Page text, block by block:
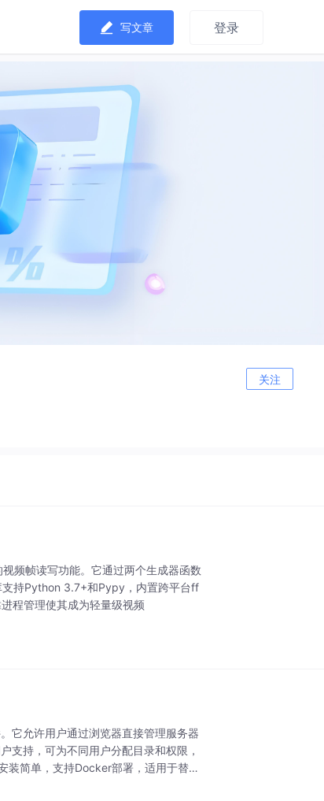
写文章 登录
关注
频帧读写功能。它通过两个生成器函数
持Python 3.7+和Pypy，内置跨平台ff
程管理使其成为轻量级视频
它允许用户通过浏览器直接管理服务器
支持，可为不同用户分配目录和权限，
装简单，支持Docker部署，适用于替代